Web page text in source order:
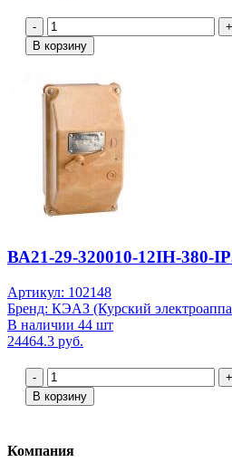
-
+
В корзину
ВА21-29-320010-12IН-380-
Артикул: 102148
Бренд: КЭАЗ (Курский
В наличии 44 шт
24464.3 руб.
-
+
В корзину
Компания